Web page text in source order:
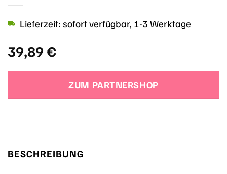
39,89€
Lieferzeit: sofort verfügbar, 1-3 Werktage
ZUM PARTNERSHOP
BESCHREIBUNG